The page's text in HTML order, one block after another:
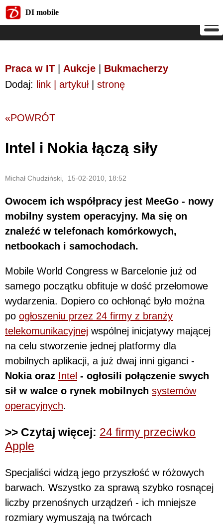
DI mobile
Praca w IT Aukcje
Bukmacherzy
Dodaj: link | artykuł| stronę
«POWRÓT
Intel i Nokia łączą siły
Michał Chudziński, 15-02-2010, 18:52
Owocem ich współpracy jest MeeGo - nowy
mobilny system operacyjny. Ma się on
znaleźć w telefonach komórkowych,
netbookach i samochodach.
Mobile World Congress w Barcelonie już od
samego początku obfituje w dość przełomowe
wydarzenia. Dopiero co ochłonąć było można
po ogłoszeniu przez 24 firmy z branży
telekomunikacyjnej wspólnej inicjatywy mającej
na celu stworzenie jednej platformy dla
mobilnych aplikacji, a już dwaj inni giganci -
Nokia oraz Intel - ogłosili połączenie swych
sił w walce o rynek mobilnych systemów
operacyjnych.
>> Czytaj więcej: 24 firmy przeciwko
Apple
Specjaliści widzą jego przyszłość w różowych
barwach. Wszystko za sprawą szybko rosnącej
liczby przenośnych urządzeń - ich mniejsze
rozmiary wymuszają na twórcach
DI mobile